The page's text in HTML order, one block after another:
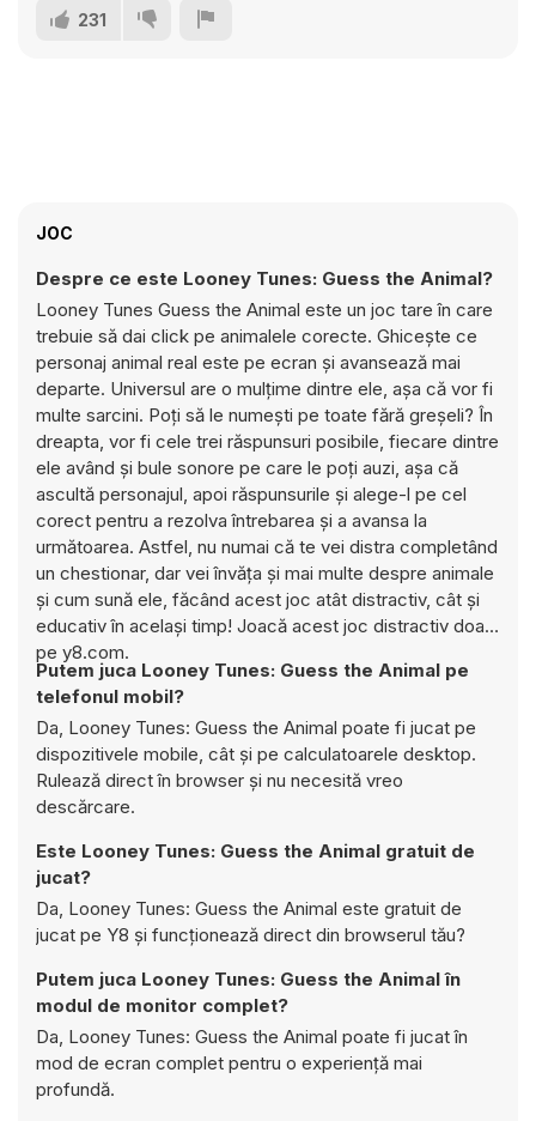
231
JOC
Despre ce este Looney Tunes: Guess the Animal?
Looney Tunes Guess the Animal este un joc tare în care
trebuie să dai click pe animalele corecte. Ghicește ce
personaj animal real este pe ecran și avansează mai
departe. Universul are o mulțime dintre ele, așa că vor fi
multe sarcini. Poți să le numești pe toate fără greșeli? În
dreapta, vor fi cele trei răspunsuri posibile, fiecare dintre
ele având și bule sonore pe care le poți auzi, așa că
ascultă personajul, apoi răspunsurile și alege-l pe cel
corect pentru a rezolva întrebarea și a avansa la
următoarea. Astfel, nu numai că te vei distra completând
un chestionar, dar vei învăța și mai multe despre animale
și cum sună ele, făcând acest joc atât distractiv, cât și
educativ în același timp! Joacă acest joc distractiv doar
pe y8.com.
Putem juca Looney Tunes: Guess the Animal pe
telefonul mobil?
Da, Looney Tunes: Guess the Animal poate fi jucat pe
dispozitivele mobile, cât și pe calculatoarele desktop.
Rulează direct în browser și nu necesită vreo
descărcare.
Este Looney Tunes: Guess the Animal gratuit de
jucat?
Da, Looney Tunes: Guess the Animal este gratuit de
jucat pe Y8 și funcționează direct din browserul tău?
Putem juca Looney Tunes: Guess the Animal în
modul de monitor complet?
Da, Looney Tunes: Guess the Animal poate fi jucat în
mod de ecran complet pentru o experiență mai
profundă.